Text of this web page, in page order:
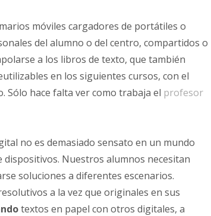
móviles cargadores de portátiles o
del alumno o del centro, compartidos o
a los libros de texto, que también
en los siguientes cursos, con el
Sólo hace falta ver como trabaja el profesor
no es demasiado sensato en un mundo
Nuestros alumnos necesitan
soluciones a diferentes escenarios.
a la vez que originales en sus
textos en papel con otros digitales, a